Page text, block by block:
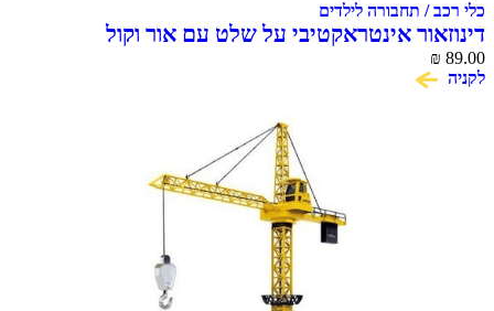
כלי רכב / תחבורה לילדים
דינוזאור אינטראקטיבי על שלט עם אור וקול
MACHINA Dino Din
₪ 89.00
לקניה